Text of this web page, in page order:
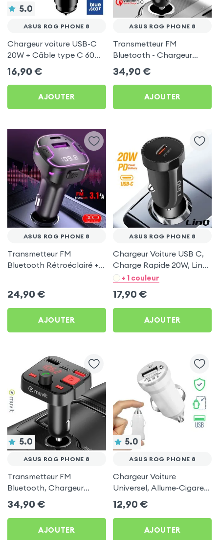
5.0
ASUS ROG PHONE 8
Chargeur voiture USB-C
20W + Câble type C 60W
Blue Star pour Asus ROG
Phone 8
16,90 €
AJOUTER
ASUS ROG PHONE 8
Transmetteur FM
Bluetooth - Chargeur
Voiture USB C + USB -
Swissten
34,90 €
AJOUTER
ASUS ROG PHONE 8
Transmetteur FM
Bluetooth Rétroéclairé +
24,90 €
AJOUTER
ASUS ROG PHONE 8
Chargeur Voiture USB C,
Charge Rapide 20W, LinQ
- Noir pour Asus ROG
+ 1 couleur
17,90 €
AJOUTER
5.0
ASUS ROG PHONE 8
Transmetteur FM
Bluetooth, Chargeur
Allume-cigare, Muvit pour
Asus ROG Phone 8
34,90 €
AJOUTER
5.0
ASUS ROG PHONE 8
Chargeur Voiture
Universel, Allume-Cigare
Ultra Compact avec
Finition Métallisée - Blanc
12,90 €
AJOUTER